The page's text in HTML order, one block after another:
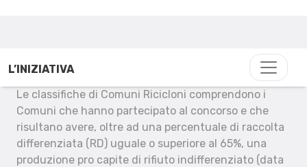
L’INIZIATIVA
Le classifiche di Comuni Ricicloni comprendono i
Comuni che hanno partecipato al concorso e che
risultano avere, oltre ad una percentuale di raccolta
differenziata (RD) uguale o superiore al 65%, una
produzione pro capite di rifiuto indifferenziato (data